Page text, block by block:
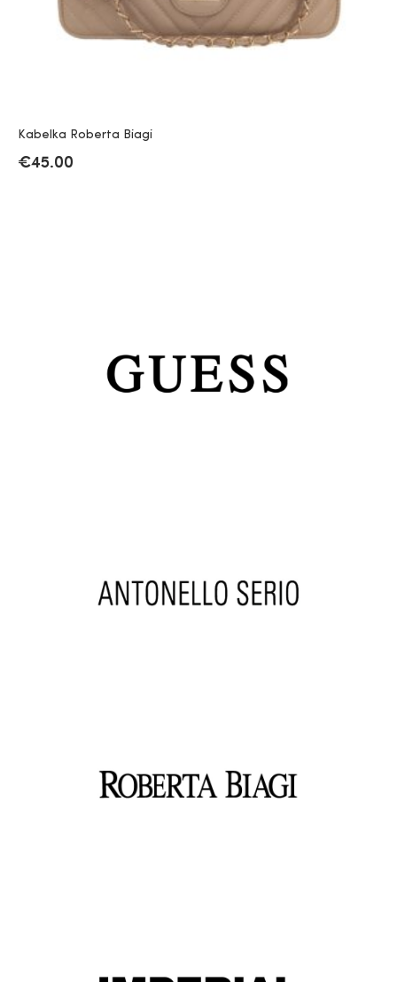
Kabelka Roberta Biagi
€45.00